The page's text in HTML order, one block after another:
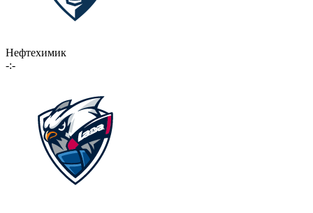
Нефтехимик
-:-